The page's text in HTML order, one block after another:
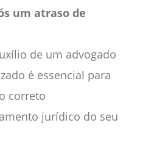
um atraso de
de um advogado
é essencial para
correto
jurídico do seu